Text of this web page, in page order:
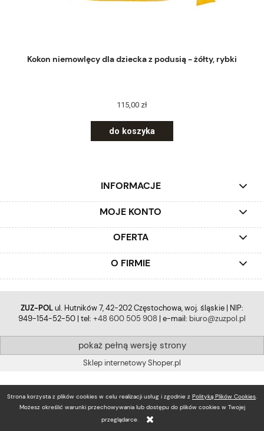
Strona korzysta z plików cookies w celu realizacji usług i zgodnie z Polityką Plików Cookies.
Możesz określić warunki przechowywania lub dostępu do plików cookies w Twojej
przeglądarce.
Kokon niemowlęcy dla dziecka z podusią - żółty, rybki
115,00 zł
do koszyka
INFORMACJE
MOJE KONTO
OFERTA
O FIRMIE
ZUZ-POLul. Hutników 7, 42-202 Częstochowa, woj. śląskie | NIP:
949-154-52-50 | tel: +48 600 505 908 | e-mail: biuro@zuzpol.pl
pokaż pełną wersję strony
Sklep internetowy Shoper.pl